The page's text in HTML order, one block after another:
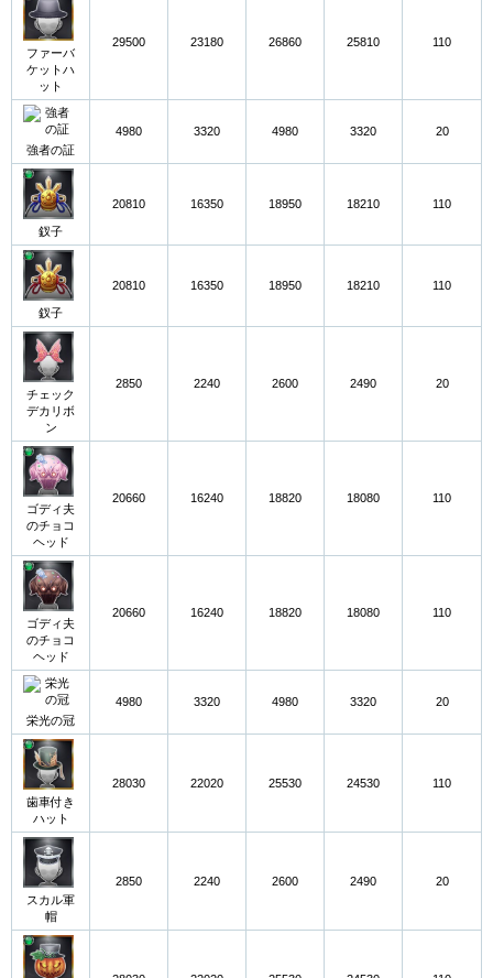
ファーバ
ケットハ
ット
29500 23180 26860 25810 110
強者の証
4980 3320 4980 3320 20
釵子
20810 16350 18950 18210 110
釵子
20810 16350 18950 18210 110
チェック
デカリボ
ン
2850 2240 2600 2490 20
ゴディ夫
のチョコ
ヘッド
20660 16240 18820 18080 110
ゴディ夫
のチョコ
ヘッド
20660 16240 18820 18080 110
栄光の冠
4980 3320 4980 3320 20
歯車付き
ハット
28030 22020 25530 24530 110
スカル軍
帽
2850 2240 2600 2490 20